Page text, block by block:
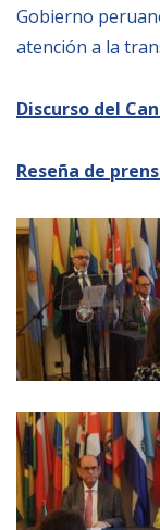
Gobierno
atención a la
Discurso del
Reseña de